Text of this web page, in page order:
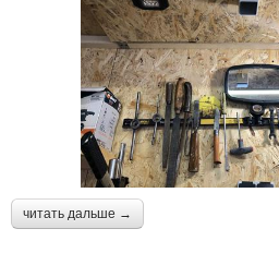
читать дальше →